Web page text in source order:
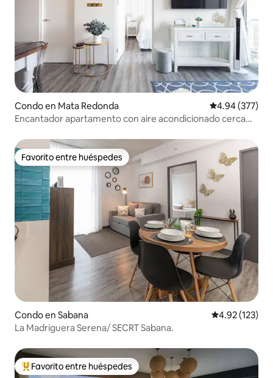
Condo en Mata Redonda Calificación
4.94 (377)
Encantador apartamento con aire acondicionado cerca
Favorito entre huéspedes
Favorito entre huéspedes
Condo en Sabana Calificación
4.92 (123)
La Madriguera Serena/ SECRT Sabana.
Favorito entre huéspedes preferido
Favorito entre huéspedes